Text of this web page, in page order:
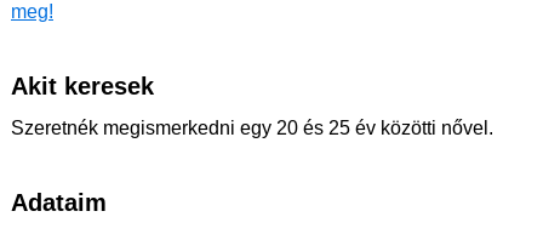
meg!
Akit keresek
Szeretnék megismerkedni egy 20 és 25 év közötti nővel.
Adataim